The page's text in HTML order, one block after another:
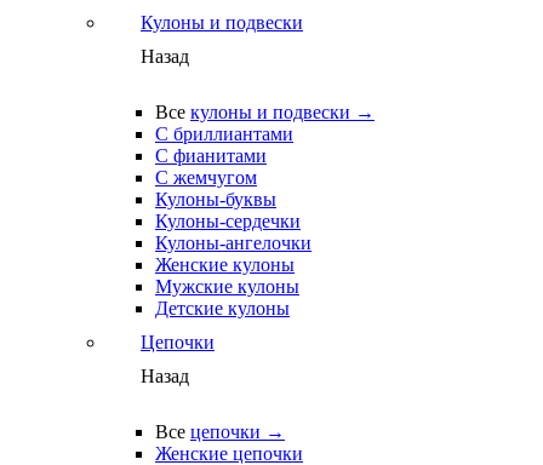
Кулоны и подвески
Назад
Все кулоны и подвески →
С бриллиантами
С фианитами
С жемчугом
Кулоны-буквы
Кулоны-сердечки
Кулоны-ангелочки
Женские кулоны
Мужские кулоны
Детские кулоны
Цепочки
Назад
Все цепочки →
Женские цепочки